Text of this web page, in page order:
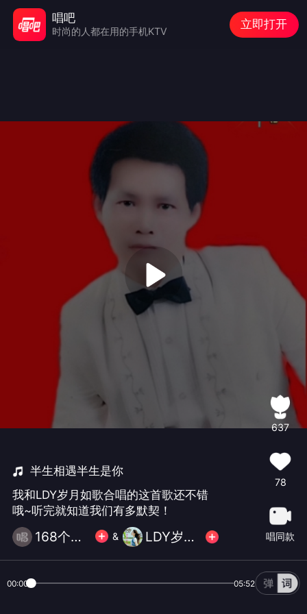
半生相遇半生是你
我和LDY岁月如歌合唱的这首歌还不错
哦~听完就知道我们有多默契！
168个祝福-戒币 & LDY岁月如歌
637
78
唱同款
00:00 05:52
唱吧
时尚的人都在用的手机KTV
立即打开